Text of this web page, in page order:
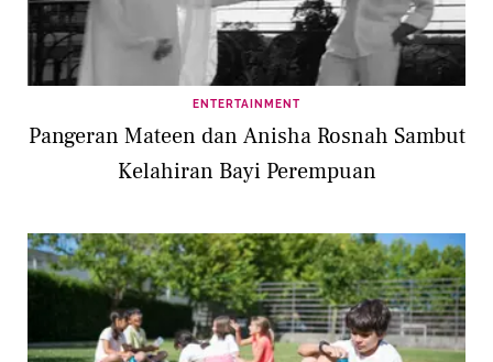
ENTERTAINMENT
Pangeran Mateen dan Anisha Rosnah Sambut
Kelahiran Bayi Perempuan